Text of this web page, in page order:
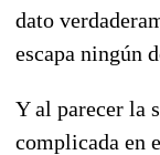
dato
escapa ningún
Y al parecer la
complicada en